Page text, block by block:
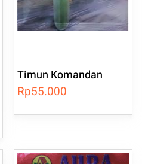
Timun Komandan
Rp55.000